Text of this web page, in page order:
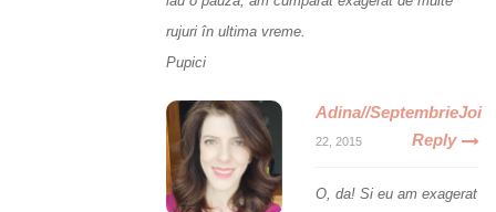
rujuri în ultima vreme.
Pupici
Adina//SeptembrieJoi
22, 2015 Reply
O, da! Si eu am exagerat